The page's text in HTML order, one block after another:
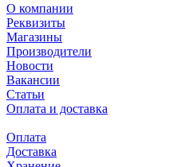
О компании
Реквизиты
Магазины
Производители
Новости
Вакансии
Статьи
Оплата и доставка
Оплата
Доставка